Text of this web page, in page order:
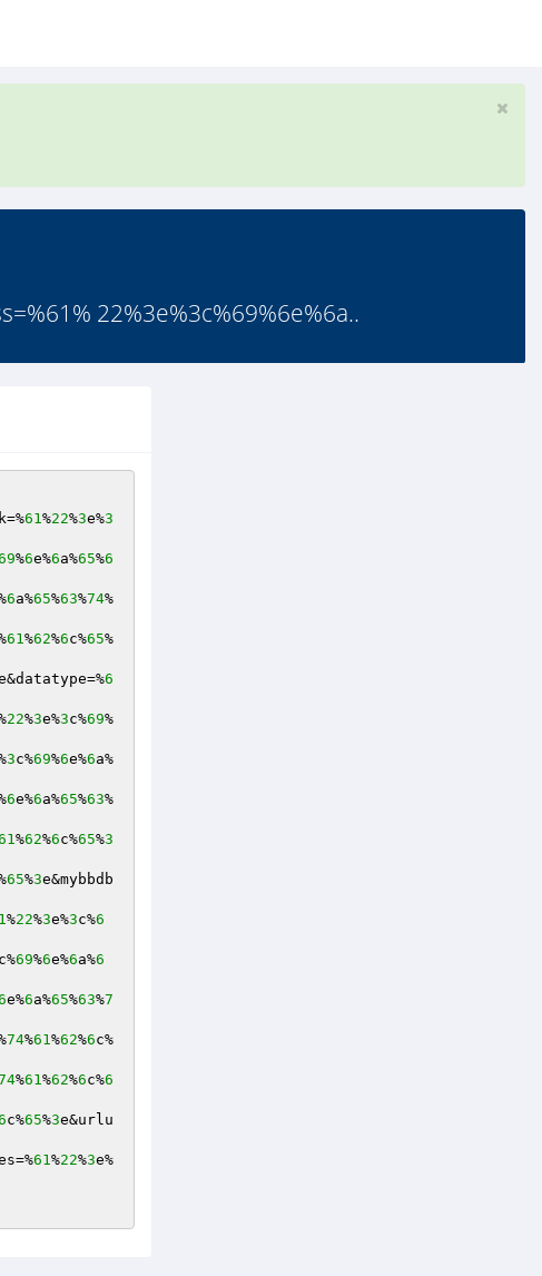
22%3e%3c%69%6e%6a..
61%22%3e%3
%6e%6a%65%6
6a%65%63%74%
61%62%6c%65%
6
22%3e%3c%69%
3c%69%6e%6a%
6e%6a%65%63%
%62%6c%65%3
65%3e&mybbdb
%22%3e%3c%6
c%69%6e%6a%6
e%6a%65%63%7
74%61%62%6c%
%61%62%6c%6
c%65%3e&urlu
61%22%3e%